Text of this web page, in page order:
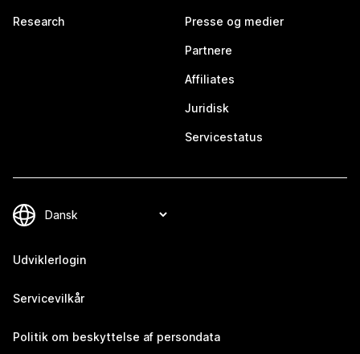
Research Presse og medier
Partnere
Affiliates
Juridisk
Servicestatus
Udviklerlogin
Servicevilkår
Politik om beskyttelse af persondata